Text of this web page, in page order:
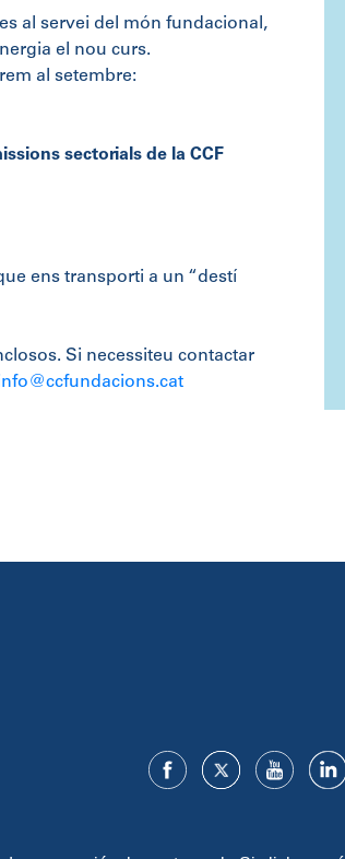
al servei del món fundacional,
el nou curs.
al setembre:
sectorials de la CCF
ens transporti a un “destí
Si necessiteu contactar